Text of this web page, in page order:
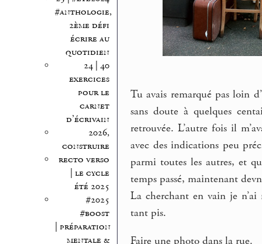
#anthologie,
2ème défi
écrire au
quotidien
24 | 40
exercices
pour le
carnet
d’écrivain
2026,
construire
recto verso
| le cycle
été 2025
#2025
#boost
| préparation
mentale &
Tu avais remarqué pas loin
sans doute à quelques
retrouvée. L’autre fois il
avec des indications peu
parmi toutes les autres, et
temps passé, maintenant
La cherchant en vain je n’ai
tant pis.
Faire une photo dans la rue.